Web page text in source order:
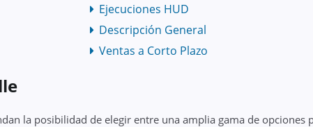
Ejecuciones HUD
Descripción General
Ventas a Corto Plazo
la posibilidad de elegir entre una amplia gama de opciones